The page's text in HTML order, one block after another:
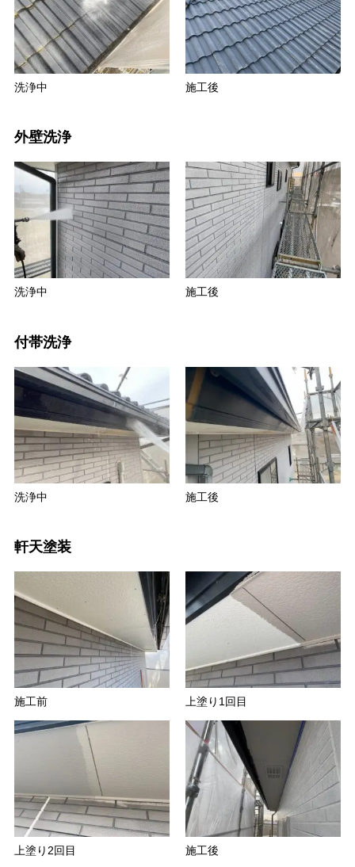
洗浄中 施工後
外壁洗浄
洗浄中 施工後
付帯洗浄
洗浄中 施工後
軒天塗装
施工前 上塗り1回目
上塗り2回目 施工後